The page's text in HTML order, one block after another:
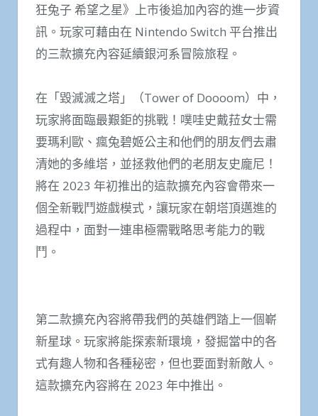
狂兔子 希望之星》上市後追加內容的進一步資
訊。玩家可藉由在 Nintendo Switch 平台推出
的三款擴充內容延續銀河系冒險旅程。
在「毀滅滅之塔」（Tower of Doooom）中，
玩家將面臨最艱鉅的挑戰！噗哇史戴菈女士需
要瑪利歐、瘋兔碧姬公主和他們的朋友們去肅
清她的多維塔，並拯救他們的老朋友史龐尼！
將在 2023 年初推出的這款擴充內容會帶來一
個全新戰鬥遊戲模式，讓玩家在朝塔頂邁進的
過程中，面對一連串極需戰略思考能力的戰
鬥。
第二款擴充內容將帶我們的英雄們踏上一個嶄
新星球。玩家將能探索新環境，發掘當中的各
式有趣人物和各種秘密，但也要面對新敵人。
這款擴充內容將在 2023 年中推出。